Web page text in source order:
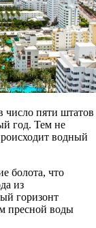
число пяти штатов
год. Тем не
водный
болота, что
из
горизонт
пресной воды